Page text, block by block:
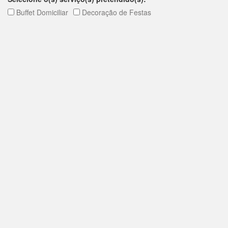
Buffet Domiciliar
Decoração de Festas